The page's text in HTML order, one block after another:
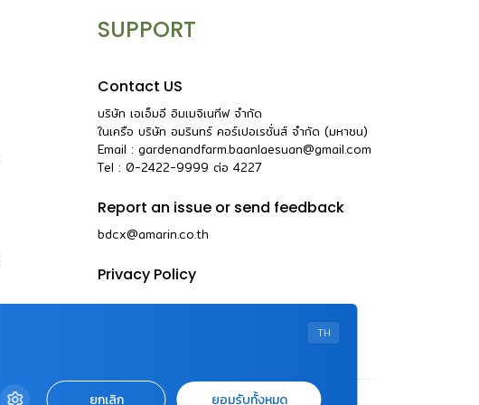
SUPPORT
Contact US
บริษัท เอเอ็มอี อิมเมจิเนทีฟ จำกัด
ในเครือ บริษัท อมรินทร์ คอร์เปอเรชั่นส์ จำกัด (มหาชน)
Email : gardenandfarm.baanlaesuan@gmail.com
Tel : 0-2422-9999 ต่อ 4227
Report an issue or send feedback
bdcx@amarin.co.th
Privacy Policy
TH
ยกเลิก ยอมรับทั้งหมด